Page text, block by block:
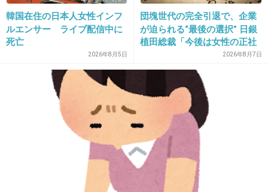
+26 -3
無駄を省けば3時間くらいでできるんじゃない
+32
2013/04/25(木) 16:34:54
韓国在住の日本人女性インフ
ルエンサー ライブ配信中に
死亡
2026年8月5日
団塊世代の完全引退で、企業
が迫られる“最後の選択” 日銀
植田総裁「今後は女性の正社
員化と外国人の人材活用が
鍵」
2026年8月7日